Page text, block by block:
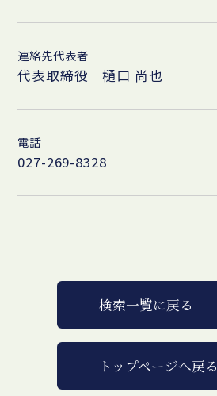
連絡先代表者
代表取締役 樋口 尚也
電話
027-269-8328
検索一覧に戻る
トップページへ戻る